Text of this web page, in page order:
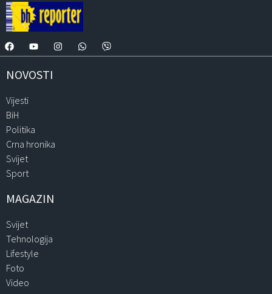
NOVOSTI
Vijesti
BiH
Politika
Crna hronika
Svijet
Sport
MAGAZIN
Svijet
Tehnologija
Lifestyle
Foto
Video